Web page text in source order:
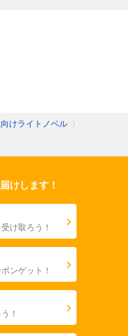
けライトノベル 〉
けします！
け取ろう！
ンゲット！
！